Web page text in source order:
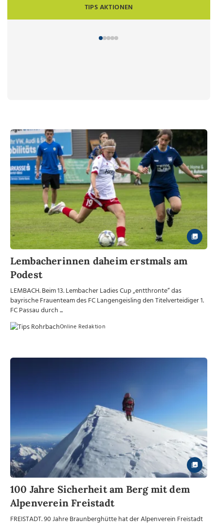
TIPS AKTIONEN
Lembacherinnen daheim erstmals am
Podest
LEMBACH. Beim 13. Lembacher Ladies Cup „entthronte“ das
bayrische Frauenteam des FC Langengeisling den Titelverteidiger 1.
FC Passau durch ...
Online Redaktion
100 Jahre Sicherheit am Berg mit dem
Alpenverein Freistadt
FREISTADT. 90 Jahre Braunberghütte hat der Alpenverein Freistadt